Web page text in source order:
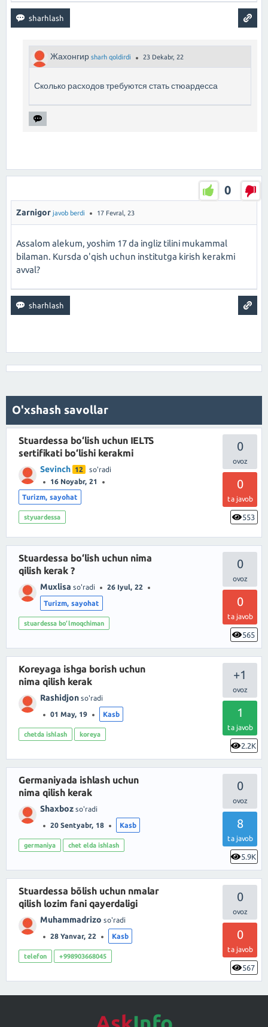
Жахонгир sharh qoldirdi 23 Dekabr, 22
Сколько расходов требуются стать стюардесса
0
Zarnigor javob berdi 17 Fevral, 23
Assalom alekum, yoshim 17 da ingliz tilini mukammal
bilaman. Kursda o'qish uchun institutga kirish kerakmi
avval?
O'xshash savollar
0
0
ta javob
553
Stuardessa bo‘lish uchun IELTS
sertifikati bo‘lishi kerakmi
Sevinch 12
so'radi
16 Noyabr, 21
Turizm, sayohat
styuardessa
0
0
ta javob
565
Stuardessa bo‘lish uchun nima
qilish kerak ?
Muxlisa so'radi 26 Iyul, 22
Turizm, sayohat
stuardessa bo‘lmoqchiman
+1
1
ta javob
2.2K
Koreyaga ishga borish uchun
nima qilish kerak
Rashidjon so'radi
01 May, 19 Kasb
chetda ishlash koreya
0
8
ta javob
5.9K
Germaniyada ishlash uchun
nima qilish kerak
Shaxboz so'radi
20 Sentyabr, 18 Kasb
germaniya chet elda ishlash
0
0
ta javob
567
Stuardessa bõlish uchun nmalar
qilish lozim fani qayerdaligi
Muhammadrizo so'radi
28 Yanvar, 22 Kasb
telefon +998903668045